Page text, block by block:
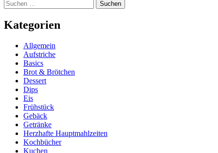
Suchen
nach:
Kategorien
Allgemein
Aufstriche
Basics
Brot & Brötchen
Dessert
Dips
Eis
Frühstück
Gebäck
Getränke
Herzhafte Hauptmahlzeiten
Kochbücher
Kuchen